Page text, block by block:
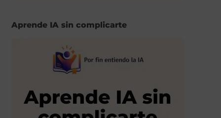
Aprende IA sin complicarte